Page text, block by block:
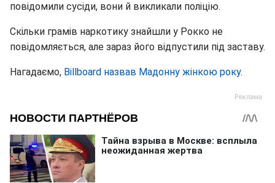
повідомили сусіди, вони й викликали поліцію.
Скільки грамів наркотику знайшли у Рокко не
повідомляється, але зараз його відпустили під заставу.
Нагадаємо, Billboard назвав Мадонну жінкою року.